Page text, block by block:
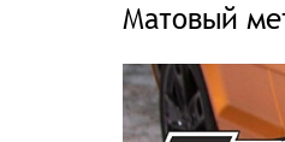
Матовый